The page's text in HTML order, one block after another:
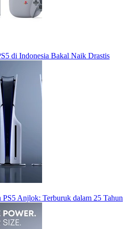
di Indonesia Bakal Naik Drastis
PS5 Anjlok: Terburuk dalam 25 Tahun